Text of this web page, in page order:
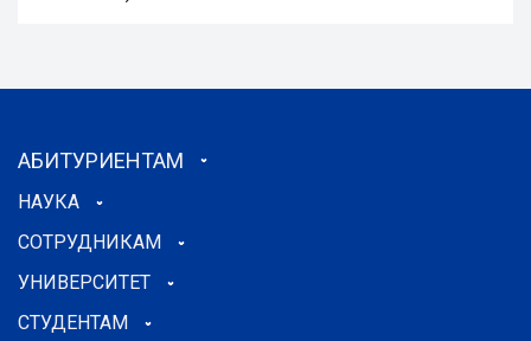
АБИТУРИЕНТАМ
НАУКА
СОТРУДНИКАМ
УНИВЕРСИТЕТ
СТУДЕНТАМ